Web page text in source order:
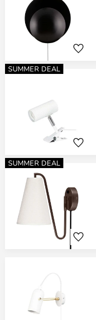
SUMMER DEAL
SUMMER DEAL